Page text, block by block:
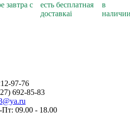
завтра с
есть бесплатная
доставкаi
в
97-76
692-85-83
09.00 - 18.00